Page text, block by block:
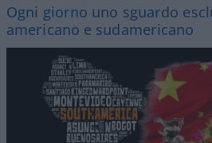
Ogni giorno uno sguardo
americano e sudamericano